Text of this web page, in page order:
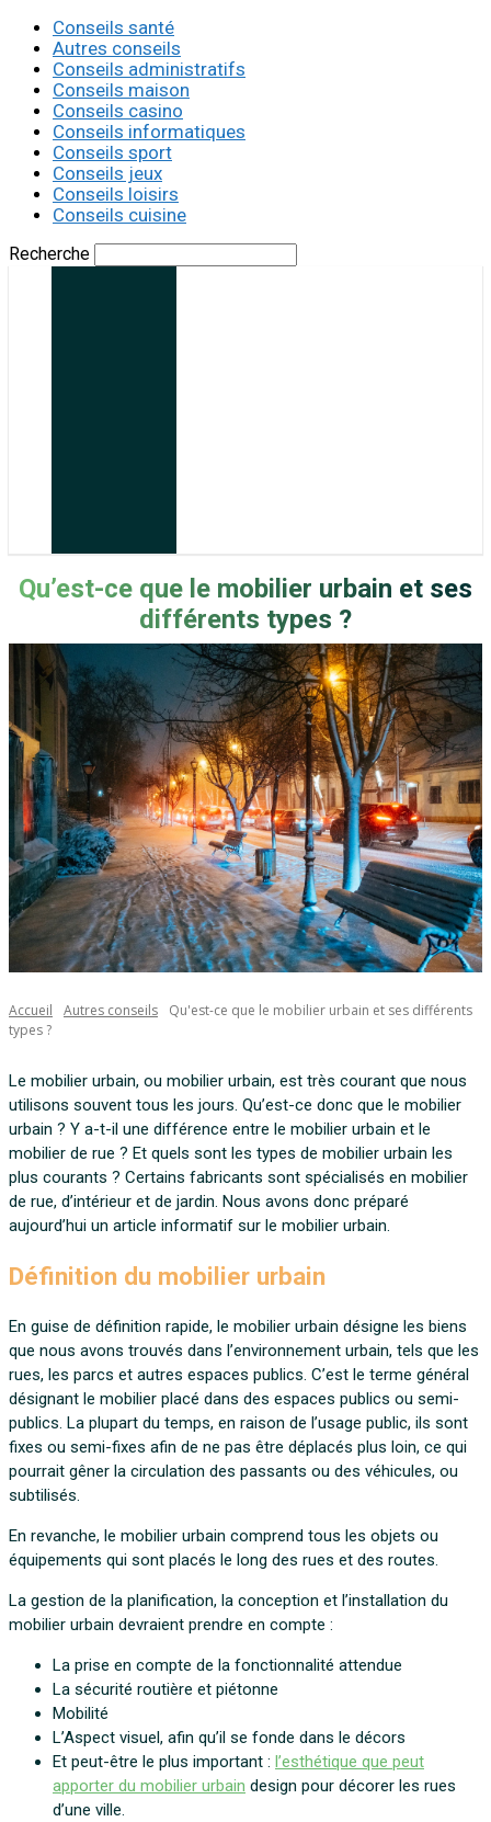
Conseils santé
Autres conseils
Conseils administratifs
Conseils maison
Conseils casino
Conseils informatiques
Conseils sport
Conseils jeux
Conseils loisirs
Conseils cuisine
Recherche
Qu’est-ce que le mobilier urbain et ses
différents types ?
Accueil Autres conseils
Qu'est-ce que le mobilier urbain et ses différents
types ?
Le mobilier urbain, ou mobilier urbain, est très courant que nous
utilisons souvent tous les jours. Qu’est-ce donc que le mobilier
urbain ? Y a-t-il une différence entre le mobilier urbain et le
mobilier de rue ? Et quels sont les types de mobilier urbain les
plus courants ? Certains fabricants sont spécialisés en mobilier
de rue, d’intérieur et de jardin. Nous avons donc préparé
aujourd’hui un article informatif sur le mobilier urbain.
Définition du mobilier urbain
En guise de définition rapide, le mobilier urbain désigne les biens
que nous avons trouvés dans l’environnement urbain, tels que les
rues, les parcs et autres espaces publics. C’est le terme général
désignant le mobilier placé dans des espaces publics ou semi-
publics. La plupart du temps, en raison de l’usage public, ils sont
fixes ou semi-fixes afin de ne pas être déplacés plus loin, ce qui
pourrait gêner la circulation des passants ou des véhicules, ou
subtilisés.
En revanche, le mobilier urbain comprend tous les objets ou
équipements qui sont placés le long des rues et des routes.
La gestion de la planification, la conception et l’installation du
mobilier urbain devraient prendre en compte :
La prise en compte de la fonctionnalité attendue
La sécurité routière et piétonne
Mobilité
L’Aspect visuel, afin qu’il se fonde dans le décors
Et peut-être le plus important : l’esthétique que peut
apporter du mobilier urbain design pour décorer les rues
d’une ville.